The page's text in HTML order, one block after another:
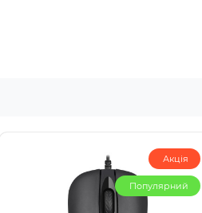
Акція
Популярний